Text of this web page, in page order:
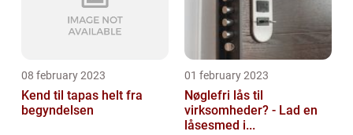
08 february 2023
Kend til tapas helt fra
begyndelsen
01 february 2023
Nøglefri lås til
virksomheder? - Lad en
låsesmed i...